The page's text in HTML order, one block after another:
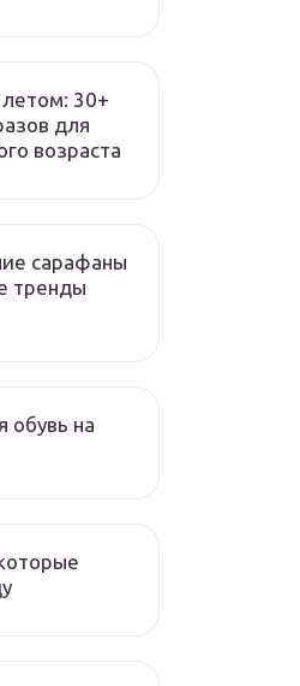
30+
для
возраста
сарафаны
тренды
обувь на